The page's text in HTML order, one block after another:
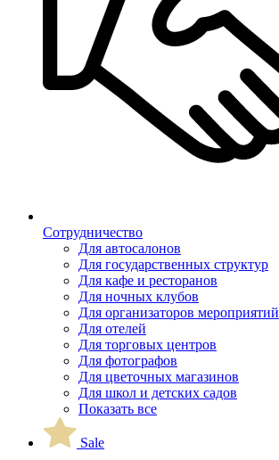
Сотрудничество
Для автосалонов
Для государственных структур
Для кафе и ресторанов
Для ночных клубов
Для организаторов мероприятий
Для отелей
Для торговых центров
Для фотографов
Для цветочных магазинов
Для школ и детских садов
Показать все
Sale